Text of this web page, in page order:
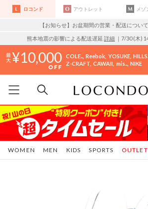
ロコンド アウトレット メゾ
【お知らせ】お盆期間の営業・配送につい
熊本地震の影響による配送遅延 詳細 ｜7/30 (木)
10,000 COLE.. Reebok YOSUKE
Z-CRAFT CAWAII mis.. NIKE
WOMEN MEN KIDS SPORTS OUTLET